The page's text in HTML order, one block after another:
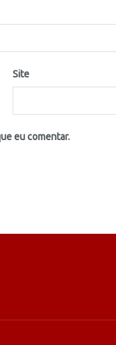
Site
eu comentar.